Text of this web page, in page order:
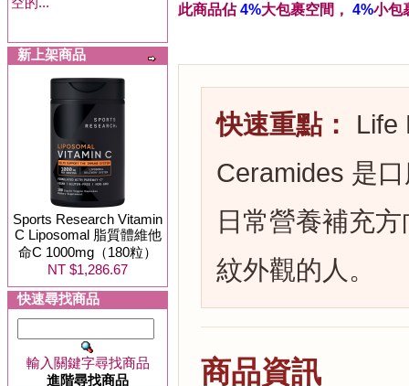
新上架商品
Sports Research Vitamin
C Liposomal 脂質體維他
命C 1000mg（180粒）
NT $1,286.67
快速尋找商品
輸入關鍵字尋找商品
進階尋找商品
此商品佔4%大包裹空間， 4%小包
快速重點：
Life
Ceramides 是
日常營養補充
紋外觀的人。
商品資訊